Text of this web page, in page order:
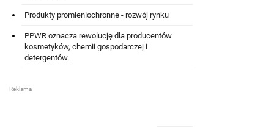
Produkty promieniochronne - rozwój rynku
PPWR oznacza rewolucję dla producentów
kosmetyków, chemii gospodarczej i
detergentów.